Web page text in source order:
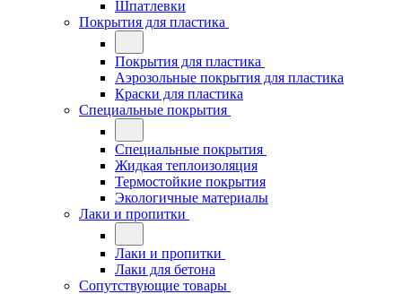
Шпатлевки
Покрытия для пластика
Покрытия для пластика
Аэрозольные покрытия для пластика
Краски для пластика
Специальные покрытия
Специальные покрытия
Жидкая теплоизоляция
Термостойкие покрытия
Экологичные материалы
Лаки и пропитки
Лаки и пропитки
Лаки для бетона
Сопутствующие товары